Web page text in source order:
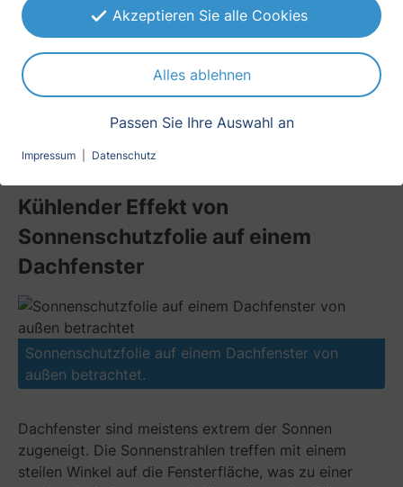
Hält Hitze draußen:
Gefühlte Helligkeit:
Weniger Blendung:
Muster testen
81 %
75 %
55 %
Muster testen
Kühlender Effekt von
Sonnenschutzfolie auf einem
Dachfenster
Sonnenschutzfolie auf einem Dachfenster von
außen betrachtet.
Dachfenster sind meistens extrem der Sonnen
zugeneigt. Die Sonnenstrahlen treffen mit einem
steilen Winkel auf die Fensterfläche, was zu einer
Akzeptieren Sie alle Cookies
Alles ablehnen
Passen Sie Ihre Auswahl an
Impressum Datenschutz